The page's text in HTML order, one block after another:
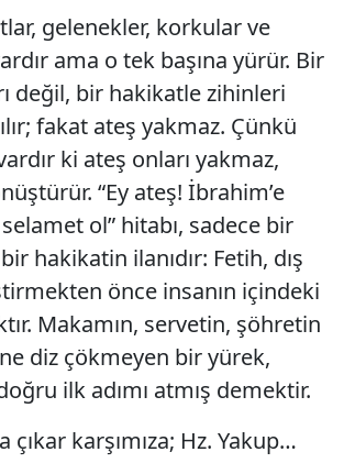
gelenekler, korkular ve
ama o tek başına yürür. Bir
değil, bir hakikatle zihinleri
fakat ateş yakmaz. Çünkü
ki ateş onları yakmaz,
“Ey ateş! İbrahim’e
ol” hitabı, sadece bir
hakikatin ilanıdır: Fetih, dış
önce insanın içindeki
Makamın, servetin, şöhretin
diz çökmeyen bir yürek,
ilk adımı atmış demektir.
çıkar karşımıza; Hz. Yakup…